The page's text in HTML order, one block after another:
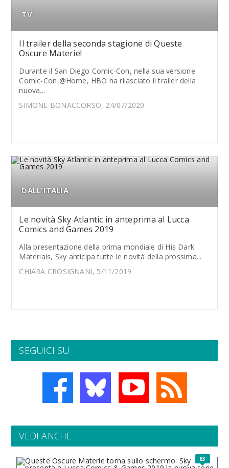
TV
Il trailer della seconda stagione di Queste
Oscure Materie!
Durante il San Diego Comic-Con, nella sua versione
Comic-Con @Home, HBO ha rilasciato il trailer della
nuova...
SIMONE BONACCORSO, 24/07/2020
DALL'ITALIA
Le novità Sky Atlantic in anteprima al Lucca
Comics and Games 2019
Alla presentazione della prima mondiale di His Dark
Materials, Sky anticipa tutte le novità della prossima...
CHIARA CROSIGNANI, 5/11/2019
SEGUICI SU
VEDI ANCHE
63